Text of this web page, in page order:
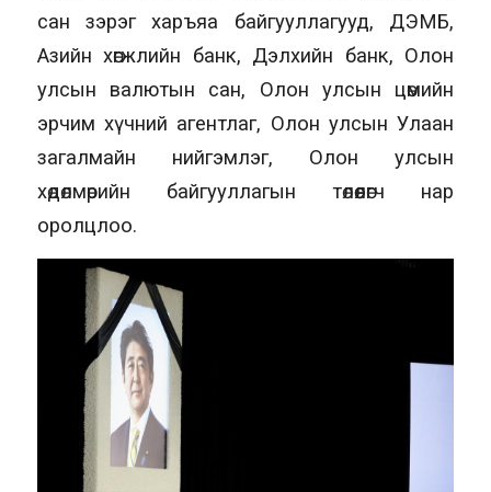
сан зэрэг харъяа байгууллагууд, ДЭМБ,
Азийн хөгжлийн банк, Дэлхийн банк, Олон
улсын валютын сан, Олон улсын цөмийн
эрчим хүчний агентлаг, Олон улсын Улаан
загалмайн нийгэмлэг, Олон улсын
хөдөлмөрийн байгууллагын төлөөлөгч нар
оролцлоо.